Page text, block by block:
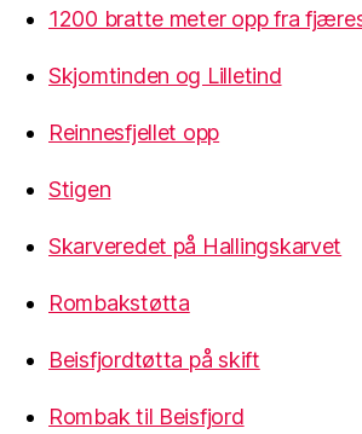
1200 bratte meter opp fra
Skjomtinden og Lilletind
Reinnesfjellet opp
Stigen
Skarveredet på Hallingskarvet
Rombakstøtta
Beisfjordtøtta på skift
Rombak til Beisfjord